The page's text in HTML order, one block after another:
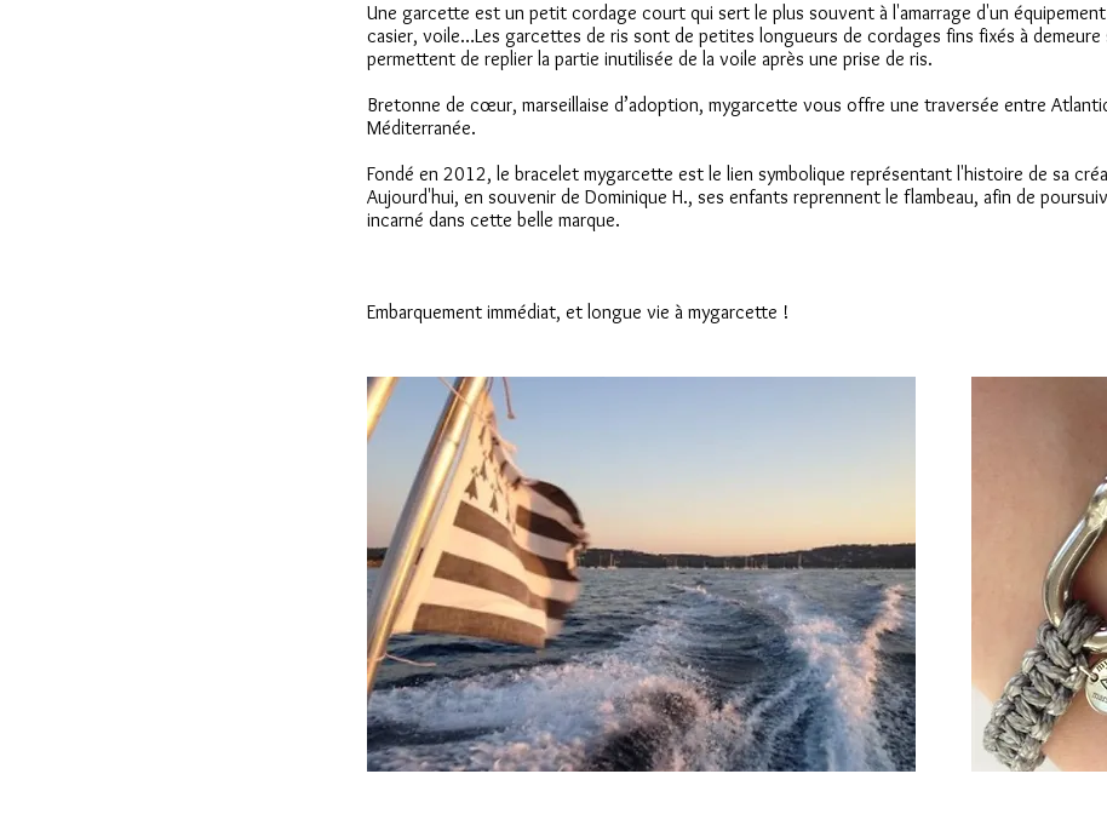
Une garcette est un petit cordage court qui sert le plus souvent à l'amarrage d'un
casier, voile…Les garcettes de ris sont de petites longueurs de cordages fins fixés à
permettent de replier la partie inutilisée de la voile après une prise de ris.
Bretonne de cœur, marseillaise d’adoption, mygarcette vous offre une traversée entre
Méditerranée.
Fondé en 2012, le bracelet mygarcette est le lien symbolique représentant l'histoire de sa
Aujourd'hui, en souvenir de Dominique H., ses enfants reprennent le flambeau, afin de
incarné dans cette belle marque.
Embarquement immédiat, et longue vie à mygarcette !